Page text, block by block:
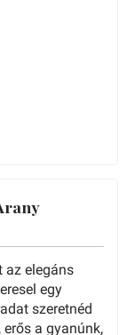
az elegáns
egy
szeretnéd
a gyanúnk,